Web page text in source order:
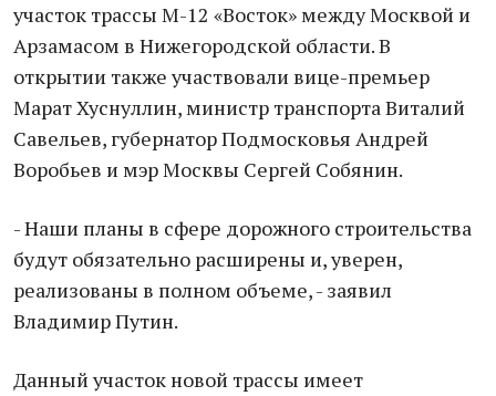
участок трассы М-12 «Восток» между Москвой и
Арзамасом в Нижегородской области. В
открытии также участвовали вице-премьер
Марат Хуснуллин, министр транспорта Виталий
Савельев, губернатор Подмосковья Андрей
Воробьев и мэр Москвы Сергей Собянин.
- Наши планы в сфере дорожного строительства
будут обязательно расширены и, уверен,
реализованы в полном объеме, - заявил
Владимир Путин.
Данный участок новой трассы имеет